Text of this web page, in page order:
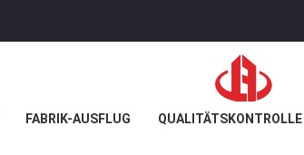
FABRIK-AUSFLUG QUALITÄTSKONTROLLE